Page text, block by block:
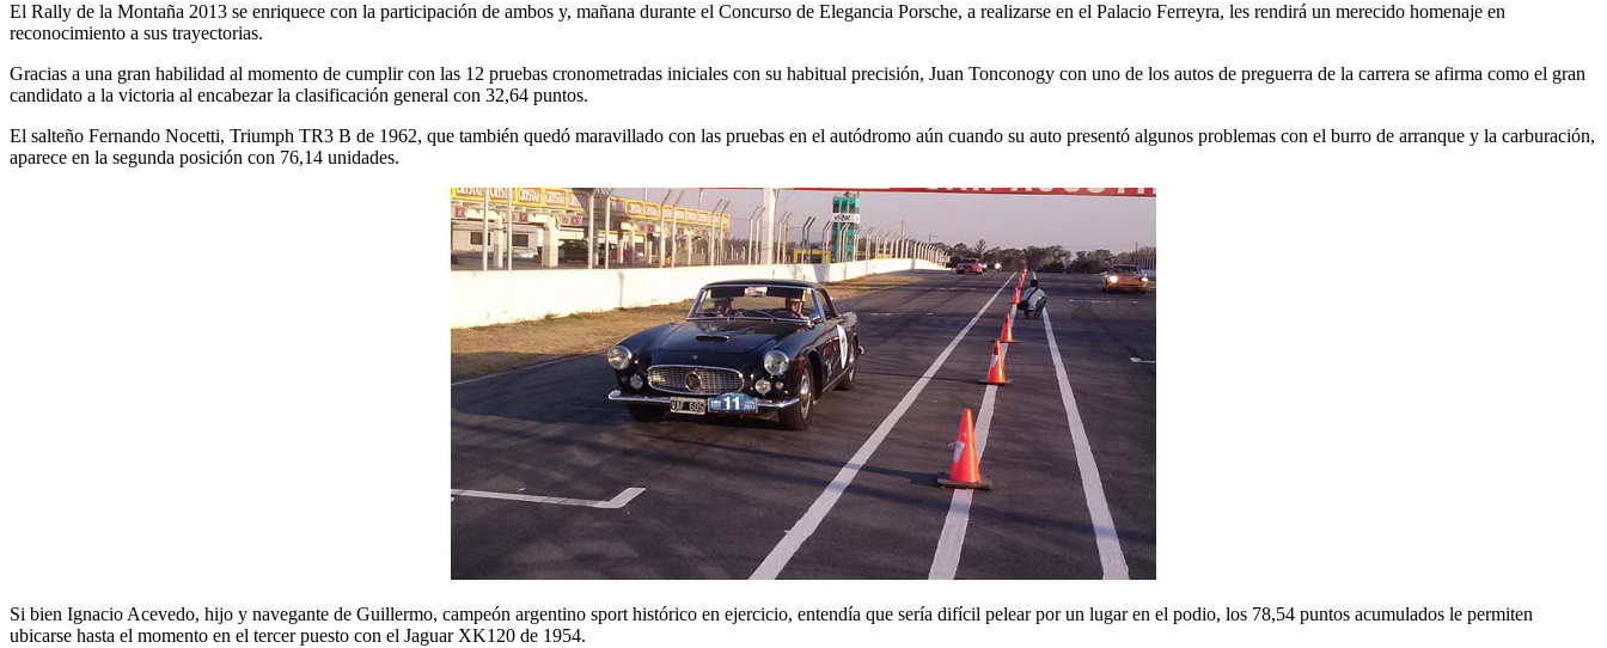
El Rally de la Montaña 2013 se enriquece con la participación de ambos y, mañana durante el Concurso de Elegancia Porsche, a realizarse en el Palacio Ferreyra, les rendirá un merecido homenaje en
reconocimiento a sus trayectorias.
Gracias a una gran habilidad al momento de cumplir con las 12 pruebas cronometradas iniciales con su habitual precisión, Juan Tonconogy con uno de los autos de preguerra de la carrera se afirma como el gran
candidato a la victoria al encabezar la clasificación general con 32,64 puntos.
El salteño Fernando Nocetti, Triumph TR3 B de 1962, que también quedó maravillado con las pruebas en el autódromo aún cuando su auto presentó algunos problemas con el burro de arranque y la carburación,
aparece en la segunda posición con 76,14 unidades.
Si bien Ignacio Acevedo, hijo y navegante de Guillermo, campeón argentino sport histórico en ejercicio, entendía que sería difícil pelear por un lugar en el podio, los 78,54 puntos acumulados le permiten
ubicarse hasta el momento en el tercer puesto con el Jaguar XK120 de 1954.